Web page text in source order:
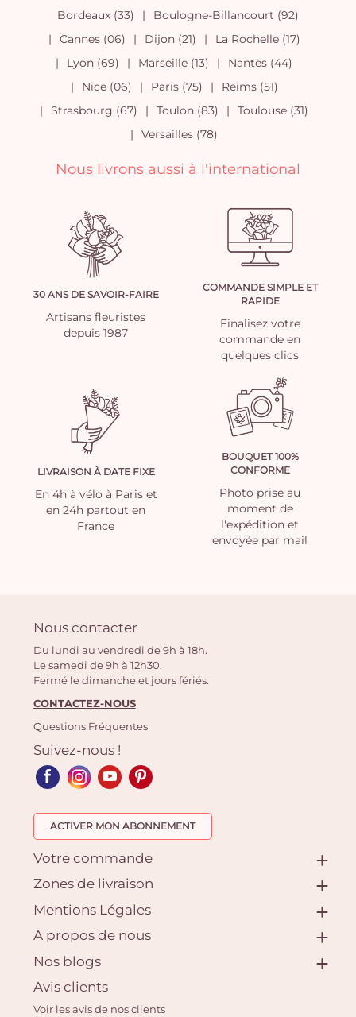
Bordeaux (33)
Boulogne-Billancourt (92)
Cannes (06)
Dijon (21)
La Rochelle (17)
Lyon (69)
Marseille (13)
Nantes (44)
Nice (06)
Paris (75)
Reims (51)
Strasbourg (67)
Toulon (83)
Toulouse (31)
Versailles (78)
Nous livrons aussi à l'international
30 ANS DE SAVOIR-FAIRE
Artisans fleuristes
depuis 1987
COMMANDE SIMPLE ET
RAPIDE
Finalisez votre
commande en
quelques clics
LIVRAISON À DATE FIXE
En 4h à vélo à Paris et
en 24h partout en
France
BOUQUET 100%
CONFORME
Photo prise au
moment de
l'expédition et
envoyée par mail
Nous contacter
Du lundi au vendredi de 9h à 18h.
Le samedi de 9h à 12h30.
Fermé le dimanche et jours fériés.
CONTACTEZ-NOUS
Questions Fréquentes
Suivez-nous !
ACTIVER MON ABONNEMENT
Votre commande
Zones de livraison
Mentions Légales
A propos de nous
Nos blogs
Avis clients
Voir les avis de nos clients